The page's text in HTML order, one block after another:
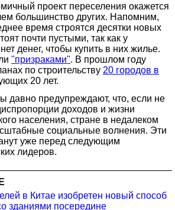
проект переселения окажется
большинство других. Напомним,
время строятся десятки новых
почти пустыми, так как у
денег, чтобы купить в них жилье.
"призраками". В прошлом году
по строительству 20 городов в
20 лет.
давно предупреждают, что, если не
доходов и жизни
населения, стране в недалеком
социальные волнения. Эти
уже перед следующим
лидеров.
в Китае изобретен новый способ
зданиями посередине